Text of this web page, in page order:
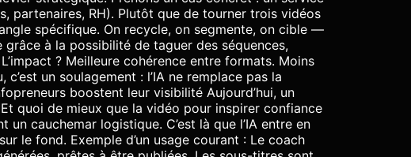
partenaires, RH). Plutôt que de tourner trois vidéos
spécifique. On recycle, on segmente, on cible —
à la possibilité de taguer des séquences,
? Meilleure cohérence entre formats. Moins
un soulagement : l’IA ne remplace pas la
boostent leur visibilité Aujourd’hui, un
quoi de mieux que la vidéo pour inspirer confiance
cauchemar logistique. C’est là que l’IA entre en
le fond. Exemple d’un usage courant : Le coach